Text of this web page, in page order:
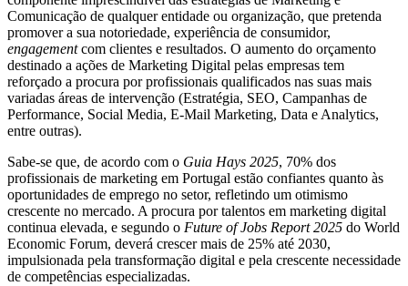
Comunicação de qualquer entidade ou organização, que pretenda
promover a sua notoriedade, experiência de consumidor,
engagementcom clientes e resultados. O aumento do orçamento
destinado a ações de Marketing Digital pelas empresas tem
reforçado a procura por profissionais qualificados nas suas mais
variadas áreas de intervenção (Estratégia, SEO, Campanhas de
Performance, Social Media, E-Mail Marketing, Data e Analytics,
entre outras).
Sabe-se que, de acordo com o Guia Hays 2025, 70% dos
profissionais de marketing em Portugal estão confiantes quanto às
oportunidades de emprego no setor, refletindo um otimismo
crescente no mercado. A procura por talentos em marketing digital
continua elevada, e segundo o Future of Jobs Report 2025 do World
Economic Forum, deverá crescer mais de 25% até 2030,
impulsionada pela transformação digital e pela crescente necessidade
de competências especializadas.